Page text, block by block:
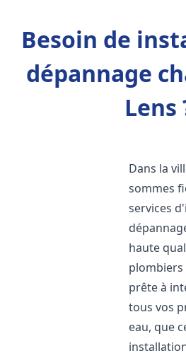
Besoin de
dépannage
Lens
Dans la
sommes
services
haute
prête à
tous vos
eau, que